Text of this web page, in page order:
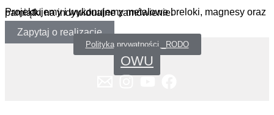
Projektujemy i wykonujemy metalowe breloki, magnesy oraz pamiątki na indywidualne zamówienie.
Zapytaj o realizację
Polityka prywatności _RODO
OWU